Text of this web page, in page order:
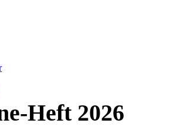
Heft 2026